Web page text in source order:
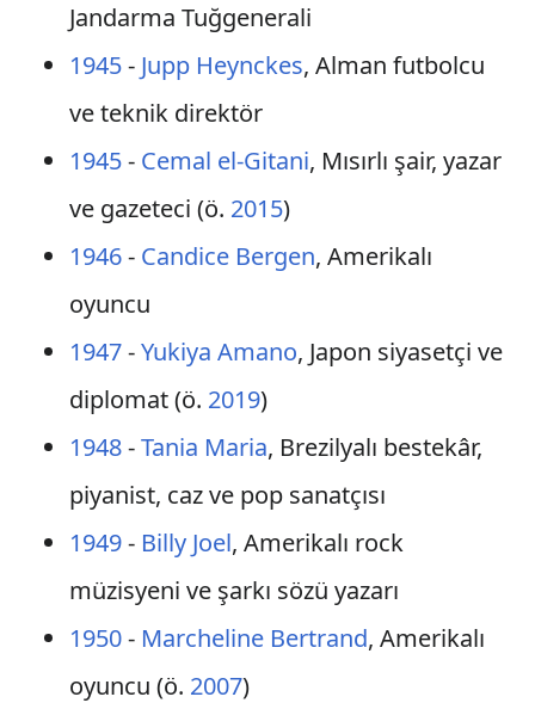
Jandarma Tuğgenerali
1945- Jupp Heynckes, Alman futbolcu
ve teknik direktör
1945- Cemal el-Gitani, Mısırlı şair, yazar
ve gazeteci (ö. 2015)
1946- Candice Bergen, Amerikalı
oyuncu
1947-Yukiya Amano, Japon siyasetçi ve
diplomat (ö. 2019)
1948-Tania Maria, Brezilyalı bestekâr,
piyanist, caz ve pop sanatçısı
1949- Billy Joel, Amerikalı rock
müzisyeni ve şarkı sözü yazarı
1950- Marcheline Bertrand, Amerikalı
oyuncu (ö. 2007)